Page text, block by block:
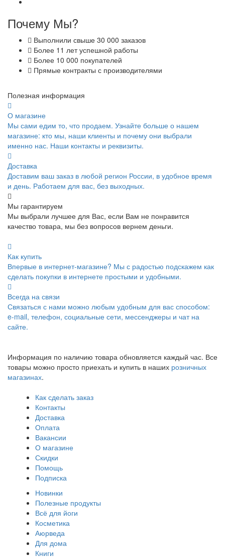
Почему Мы?
Выполнили свыше 30 000 заказов
Более 11 лет успешной работы
Более 10 000 покупателей
Прямые контракты с производителями
Полезная информация
О магазине
Мы сами едим то, что продаем. Узнайте больше о нашем
магазине: кто мы, наши клиенты и почему они выбрали
именно нас. Наши контакты и реквизиты.
Доставка
Доставим ваш заказ в любой регион России, в удобное время
и день. Работаем для вас, без выходных.
Мы гарантируем
Мы выбрали лучшее для Вас, если Вам не понравится
качество товара, мы без вопросов вернем деньги.
Как купить
Впервые в интернет-магазине? Мы с радостью подскажем как
сделать покупки в интернете простыми и удобными.
Всегда на связи
Связаться с нами можно любым удобным для вас способом:
e-mail, телефон, социальные сети, мессенджеры и чат на
сайте.
Информация по наличию товара обновляется каждый час. Все
товары можно просто приехать и купить в наших розничных
магазинах.
Как сделать заказ
Контакты
Доставка
Оплата
Вакансии
О магазине
Скидки
Помощь
Подписка
Новинки
Полезные продукты
Всё для йоги
Косметика
Аюрведа
Для дома
Книги